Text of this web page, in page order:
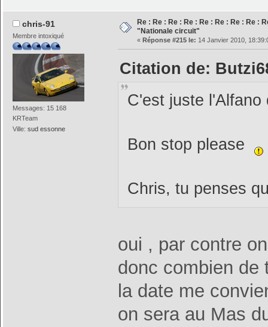
chris-91
Membre intoxiqué
Messages: 15 168
KRTeam
Ville:sud essonne
Re : Re : Re : Re : Re : Re : Re : Re :
"Nationale circuit"
« Réponse #215 le: 14 Janvier 2010,
Citation de:
C'est juste
Bon stop please
Chris, tu penses
oui , par contre
donc combien de
la date me
on sera au Mas